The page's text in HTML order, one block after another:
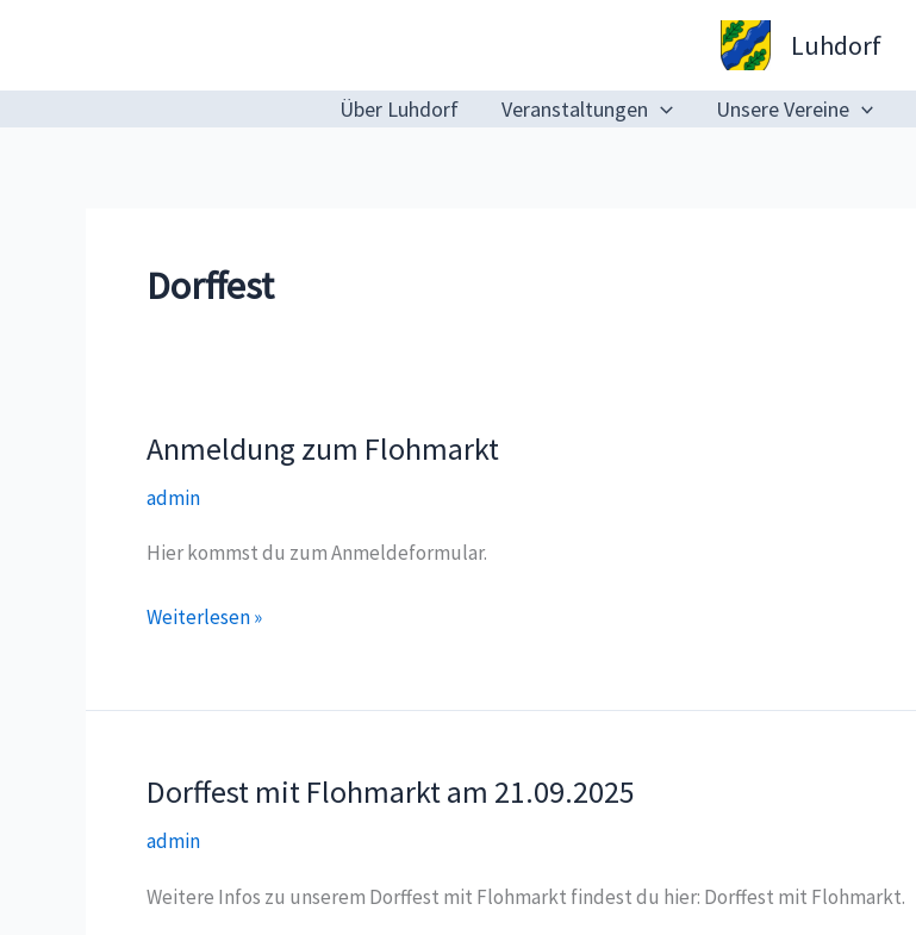
Luhdorf
Über Luhdorf Veranstaltungen Unsere Vereine
Dorffest
Anmeldung zum Flohmarkt
admin
Hier kommst du zum Anmeldeformular.
Anmeldung
Weiterlesen »
Dorffest mit Flohmarkt am 21.09.2025
admin
Weitere Infos zu unserem Dorffest mit Flohmarkt findest du hier: Dorffest mit Flohmarkt.